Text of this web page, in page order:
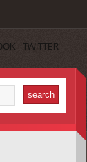
TWITTER